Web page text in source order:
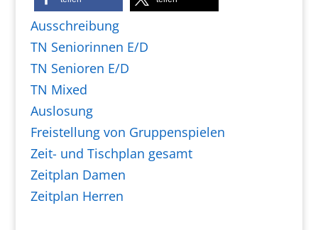
Ausschreibung
TN Seniorinnen E/D
TN Senioren E/D
TN Mixed
Auslosung
Freistellung von Gruppenspielen
Zeit- und Tischplan gesamt
Zeitplan Damen
Zeitplan Herren